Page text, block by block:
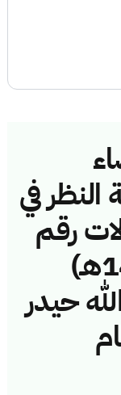
النظر في
رقم
(4374312/ق/1443هـ)
حيدر